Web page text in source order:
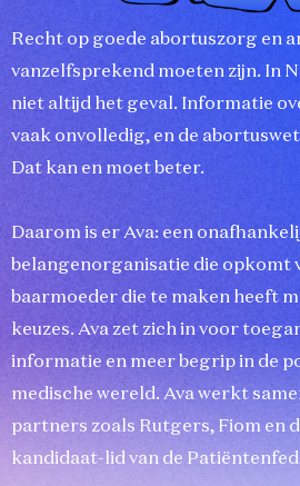
Recht op goede abortuszorg en
vanzelfsprekend moeten zijn. In
niet altijd het geval. Informatie
vaak onvolledig, en de
Dat kan en moet beter.
Daarom is er Ava: een
belangenorganisatie die opkomt
baarmoeder die te maken heeft
keuzes. Ava zet zich in voor
informatie en meer begrip in de
medische wereld. Ava werkt
partners zoals Rutgers, Fiom en
kandidaat-lid van de